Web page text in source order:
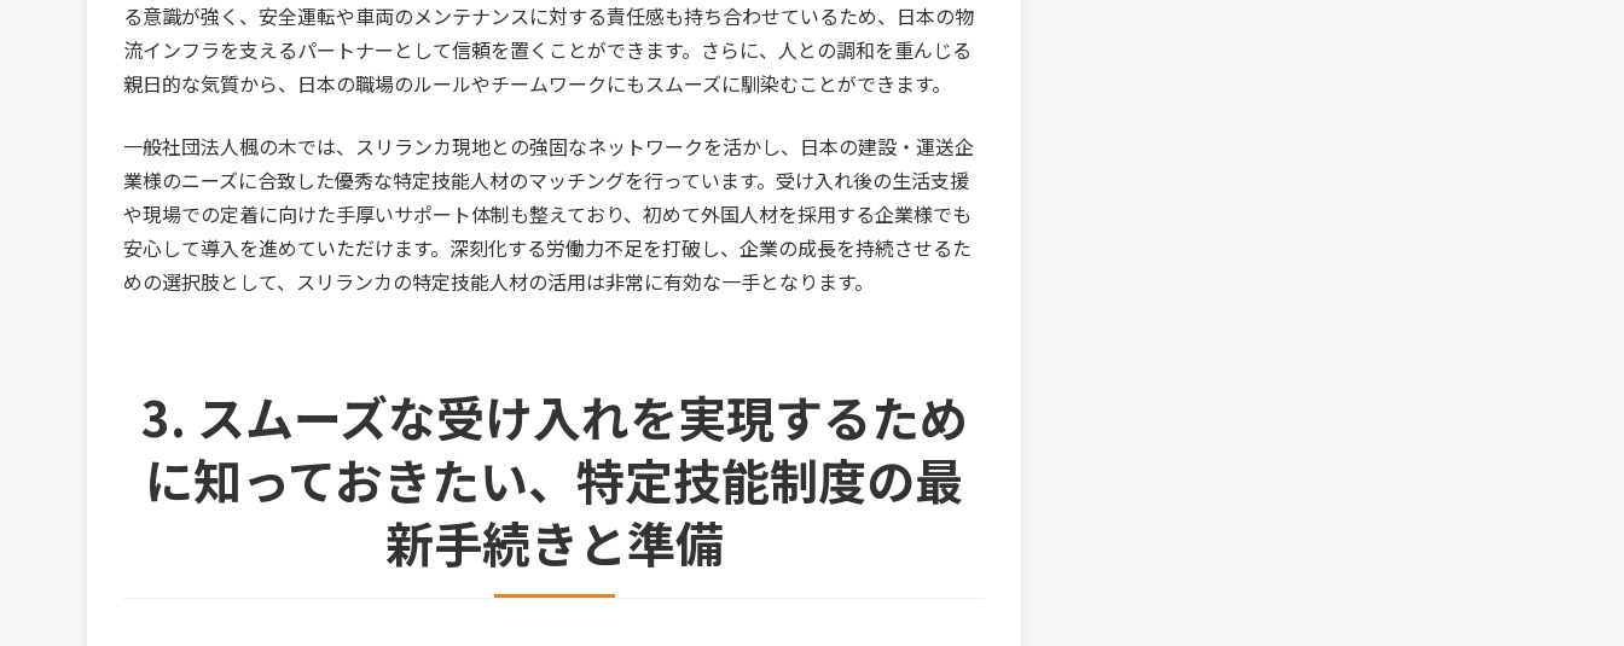
る意識が強く、安全運転や車両のメンテナンスに対する責任感も持ち合わせているため、日本の物
流インフラを支えるパートナーとして信頼を置くことができます。さらに、人との調和を重んじる
親日的な気質から、日本の職場のルールやチームワークにもスムーズに馴染むことができます。
一般社団法人楓の木では、スリランカ現地との強固なネットワークを活かし、日本の建設・運送企
業様のニーズに合致した優秀な特定技能人材のマッチングを行っています。受け入れ後の生活支援
や現場での定着に向けた手厚いサポート体制も整えており、初めて外国人材を採用する企業様でも
安心して導入を進めていただけます。深刻化する労働力不足を打破し、企業の成長を持続させるた
めの選択肢として、スリランカの特定技能人材の活用は非常に有効な一手となります。
3. スムーズな受け入れを実現するため
に知っておきたい、特定技能制度の最
新手続きと準備